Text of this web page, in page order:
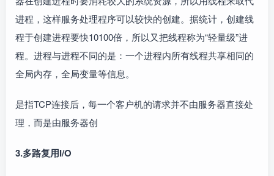
进程，这样服务处理程序可以较快的创建。据统计，创建线
程于创建进程要快10100倍，所以又把线程称为“轻量级”进
程。进程与进程不同的是：一个进程内所有线程共享相同的
全局内存，全局变量等信息。
是指TCP连接后，每一个客户机的请求并不由服务器直接处
理，而是由服务器创
3.多路复用I/O